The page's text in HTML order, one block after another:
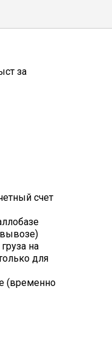
за
счет
на
для
(временно